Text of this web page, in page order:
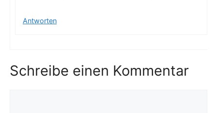
Antworten
Schreibe einen Kommentar